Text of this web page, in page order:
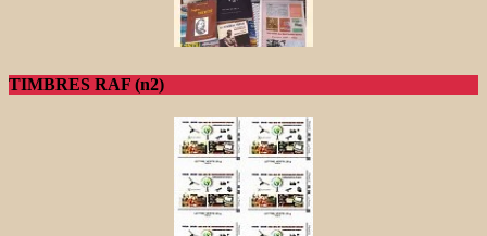
TIMBRES RAF (n2)